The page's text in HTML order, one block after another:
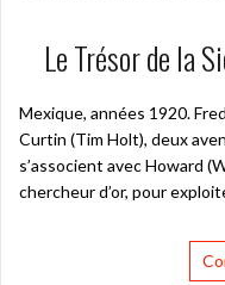
Le Trésor de la
Mexique, années 1920.
Curtin (Tim Holt), deux
s’associent avec Howard
chercheur d’or, pour